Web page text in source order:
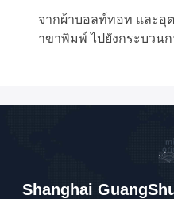
จากผ้าบอลท์ทอท และอุ
าขาพิมพ์ ไปยังกระบวน
Shanghai